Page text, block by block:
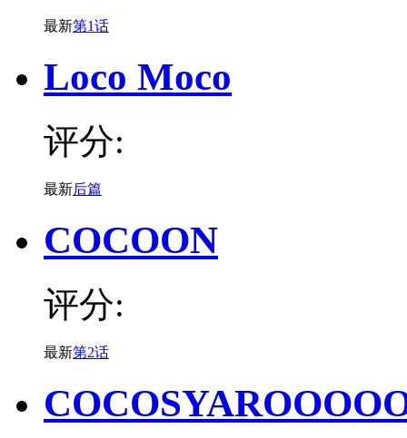
最新第1话
Loco Moco
评分:
最新后篇
COCOON
评分:
最新第2话